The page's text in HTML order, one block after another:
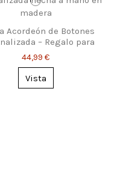
Acordeón de Botones
– Regalo para
Músicos
44,99 €
Vista